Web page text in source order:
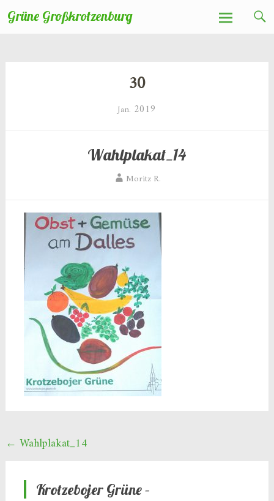
Zum
Inhalt
Grüne Großkrotzenburg
30
Jan. 2019
Wahlplakat_14
Moritz R.
Beitragsnavigation
← Wahlplakat_14
Krotzebojer Grüne –